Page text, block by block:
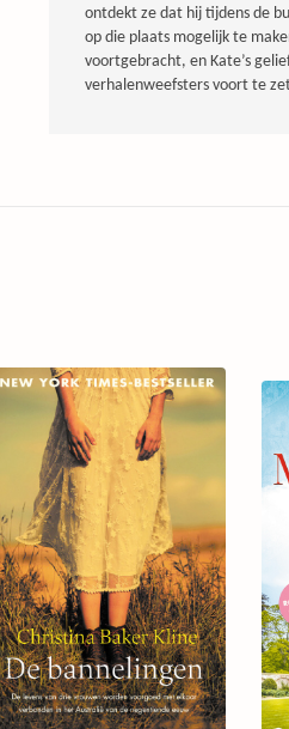
ontdekt ze dat hij tijdens de
op die plaats mogelijk te
voortgebracht, en Kate’s
verhalenweefsters voort te